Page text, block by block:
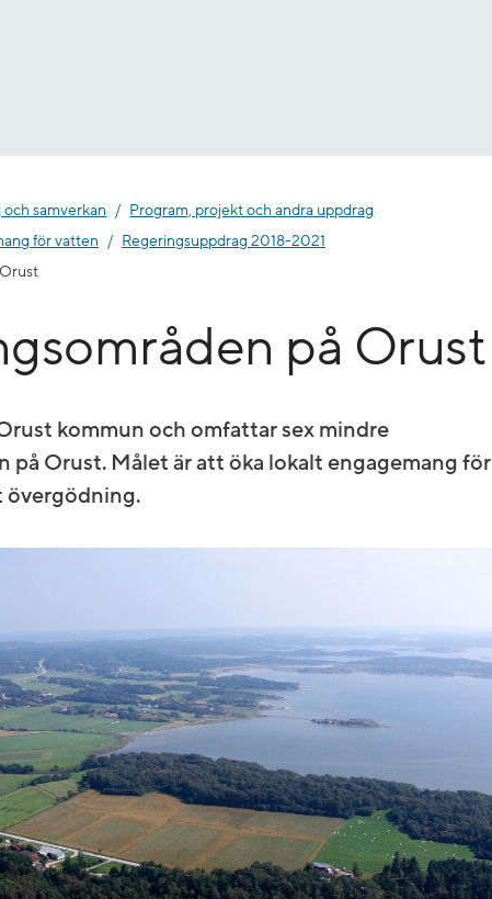
samverkan
Program, projekt och andra uppdrag
för vatten
Regeringsuppdrag 2018-2021
på Orust
kommun och omfattar sex mindre
på Orust. Målet är att öka lokalt engagemang för
övergödning.